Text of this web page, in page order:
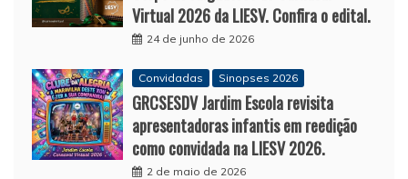
Virtual 2026 da LIESV. Confira o edital.
24 de junho de 2026
Convidadas Sinopses 2026
GRCSESDV Jardim Escola revisita
apresentadoras infantis em reedição
como convidada na LIESV 2026.
2 de maio de 2026